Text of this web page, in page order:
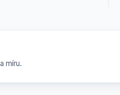
míru.